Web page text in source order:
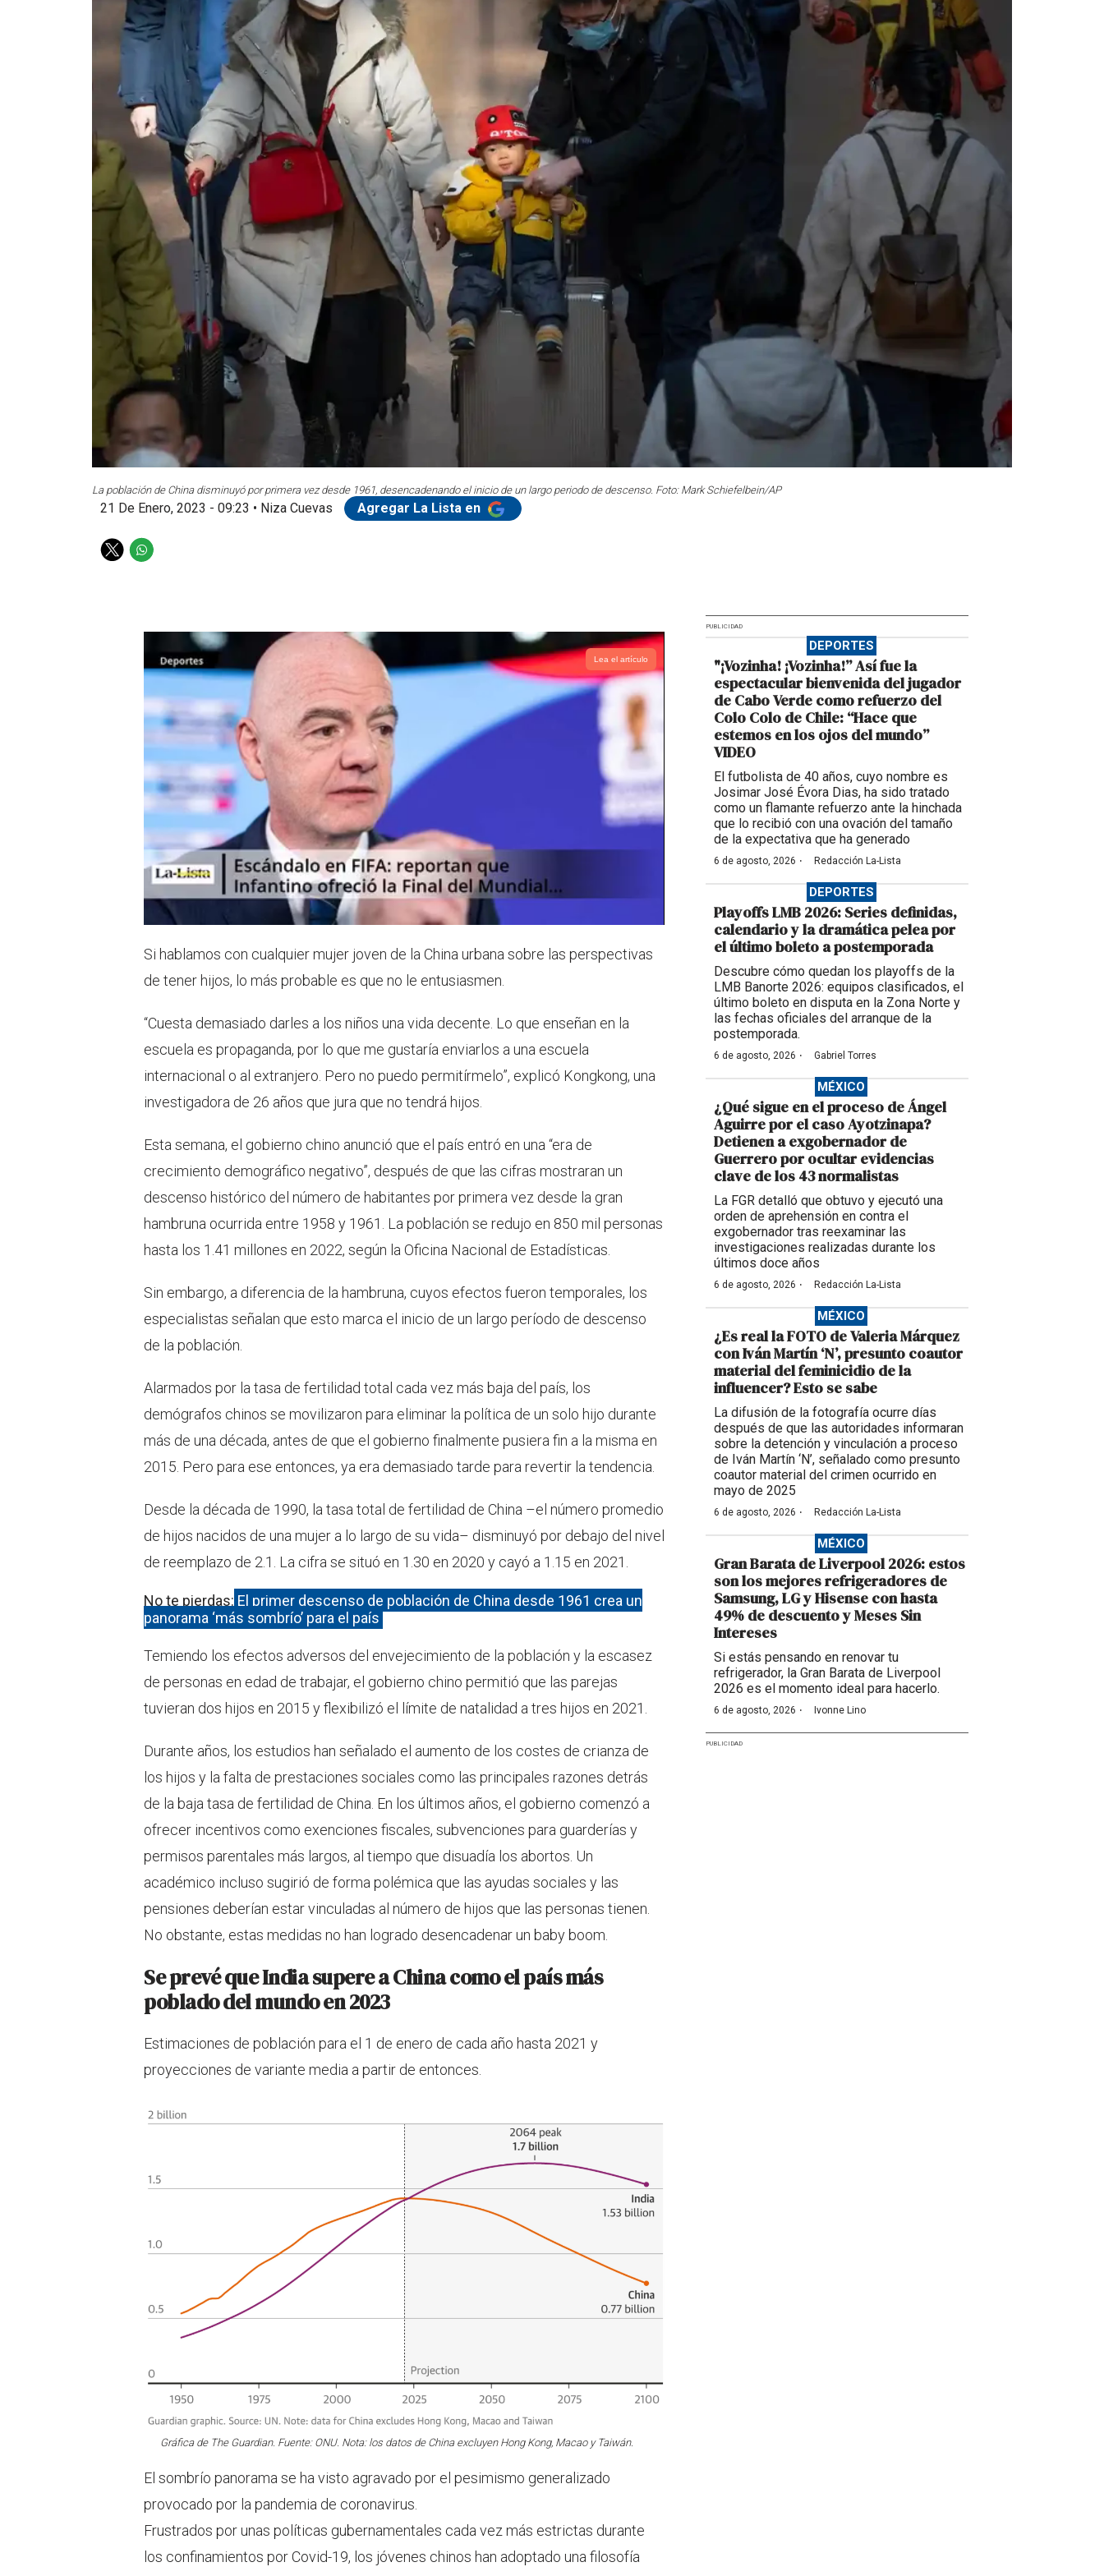
La población de China disminuyó por primera vez desde 1961, desencadenando el inicio de un largo periodo de descenso. Foto: Mark Schiefelbein/AP
21 De Enero, 2023 - 09:23 • Niza Cuevas Agregar La Lista en
T
W
p
Lea el artículo
Si hablamos con cualquier mujer joven de la China urbana sobre las perspectivas
de tener hijos, lo más probable es que no le entusiasmen.
“Cuesta demasiado darles a los niños una vida decente. Lo que enseñan en la
escuela es propaganda, por lo que me gustaría enviarlos a una escuela
internacional o al extranjero. Pero no puedo permitírmelo”, explicó Kongkong, una
investigadora de 26 años que jura que no tendrá hijos.
Esta semana, el gobierno chino anunció que el país entró en una “era de
crecimiento demográfico negativo”, después de que las cifras mostraran un
descenso histórico del número de habitantes por primera vez desde la gran
hambruna ocurrida entre 1958 y 1961. La población se redujo en 850 mil personas
hasta los 1.41 millones en 2022, según la Oficina Nacional de Estadísticas.
Sin embargo, a diferencia de la hambruna, cuyos efectos fueron temporales, los
especialistas señalan que esto marca el inicio de un largo período de descenso
de la población.
Alarmados por la tasa de fertilidad total cada vez más baja del país, los
demógrafos chinos se movilizaron para eliminar la política de un solo hijo durante
más de una década, antes de que el gobierno finalmente pusiera fin a la misma en
2015. Pero para ese entonces, ya era demasiado tarde para revertir la tendencia.
Desde la década de 1990, la tasa total de fertilidad de China –el número promedio
de hijos nacidos de una mujer a lo largo de su vida– disminuyó por debajo del nivel
de reemplazo de 2.1. La cifra se situó en 1.30 en 2020 y cayó a 1.15 en 2021.
No te pierdas: El primer descenso de población de China desde 1961 crea un
panorama ‘más sombrío’ para el país
Temiendo los efectos adversos del envejecimiento de la población y la escasez
de personas en edad de trabajar, el gobierno chino permitió que las parejas
tuvieran dos hijos en 2015 y flexibilizó el límite de natalidad a tres hijos en 2021.
Durante años, los estudios han señalado el aumento de los costes de crianza de
los hijos y la falta de prestaciones sociales como las principales razones detrás
de la baja tasa de fertilidad de China. En los últimos años, el gobierno comenzó a
ofrecer incentivos como exenciones fiscales, subvenciones para guarderías y
permisos parentales más largos, al tiempo que disuadía los abortos. Un
académico incluso sugirió de forma polémica que las ayudas sociales y las
pensiones deberían estar vinculadas al número de hijos que las personas tienen.
No obstante, estas medidas no han logrado desencadenar un baby boom.
Se prevé que India supere a China como el país más
poblado del mundo en 2023
Estimaciones de población para el 1 de enero de cada año hasta 2021 y
proyecciones de variante media a partir de entonces.
Gráfica de The Guardian. Fuente: ONU. Nota: los datos de China excluyen Hong Kong, Macao y Taiwán.
El sombrío panorama se ha visto agravado por el pesimismo generalizado
provocado por la pandemia de coronavirus.
Frustrados por unas políticas gubernamentales cada vez más estrictas durante
los confinamientos por Covid-19, los jóvenes chinos han adoptado una filosofía
PUBLICIDAD
DEPORTES
"¡Vozinha! ¡Vozinha!” Así fue la
espectacular bienvenida del jugador
de Cabo Verde como refuerzo del
Colo Colo de Chile: “Hace que
estemos en los ojos del mundo”
VIDEO
El futbolista de 40 años, cuyo nombre es
Josimar José Évora Dias, ha sido tratado
como un flamante refuerzo ante la hinchada
que lo recibió con una ovación del tamaño
de la expectativa que ha generado
6 de agosto, 2026 · Redacción La-Lista
DEPORTES
Playoffs LMB 2026: Series definidas,
calendario y la dramática pelea por
el último boleto a postemporada
Descubre cómo quedan los playoffs de la
LMB Banorte 2026: equipos clasificados, el
último boleto en disputa en la Zona Norte y
las fechas oficiales del arranque de la
postemporada.
6 de agosto, 2026 · Gabriel Torres
MÉXICO
¿Qué sigue en el proceso de Ángel
Aguirre por el caso Ayotzinapa?
Detienen a exgobernador de
Guerrero por ocultar evidencias
clave de los 43 normalistas
La FGR detalló que obtuvo y ejecutó una
orden de aprehensión en contra el
exgobernador tras reexaminar las
investigaciones realizadas durante los
últimos doce años
6 de agosto, 2026 · Redacción La-Lista
MÉXICO
¿Es real la FOTO de Valeria Márquez
con Iván Martín ‘N’, presunto coautor
material del feminicidio de la
influencer? Esto se sabe
La difusión de la fotografía ocurre días
después de que las autoridades informaran
sobre la detención y vinculación a proceso
de Iván Martín ‘N’, señalado como presunto
coautor material del crimen ocurrido en
mayo de 2025
6 de agosto, 2026 · Redacción La-Lista
MÉXICO
Gran Barata de Liverpool 2026: estos
son los mejores refrigeradores de
Samsung, LG y Hisense con hasta
49% de descuento y Meses Sin
Intereses
Si estás pensando en renovar tu
refrigerador, la Gran Barata de Liverpool
2026 es el momento ideal para hacerlo.
6 de agosto, 2026 · Ivonne Lino
PUBLICIDAD